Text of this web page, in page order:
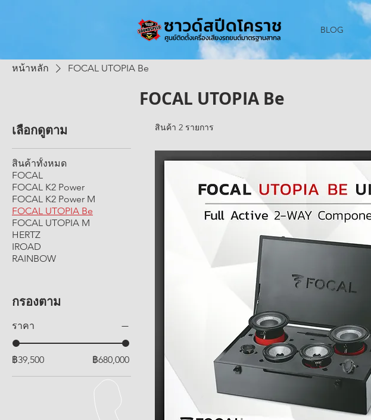
BLOG
หน้าหลัก FOCAL UTOPIA Be
FOCAL UTOPIA Be
เลือกดูตาม
สินค้าทั้งหมด
FOCAL
FOCAL K2 Power
FOCAL K2 Power M
FOCAL UTOPIA Be
FOCAL UTOPIA M
HERTZ
IROAD
RAINBOW
กรองตาม
ราคา
฿39,500 ฿680,000
สินค้า 2 รายการ